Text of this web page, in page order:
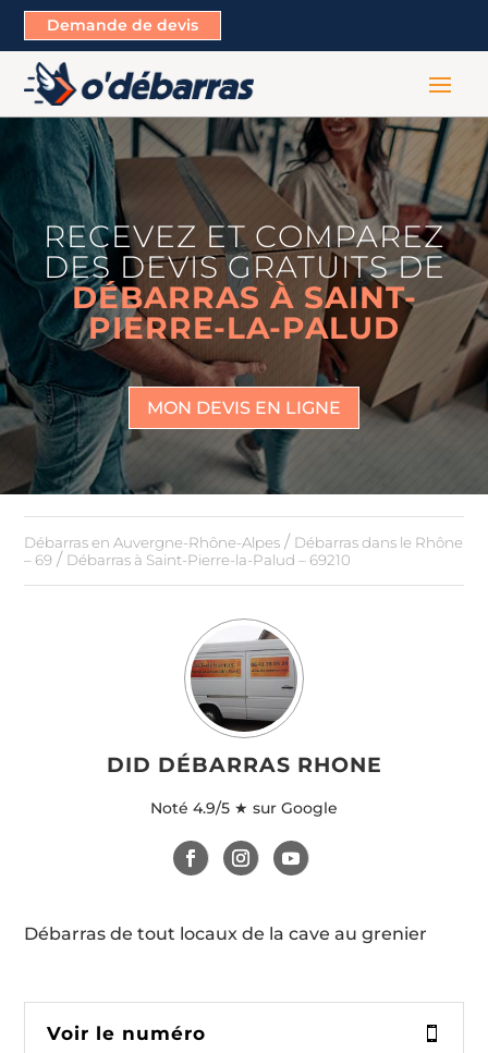
Demande de devis
RECEVEZ ET COMPAREZ
DES DEVIS GRATUITS DE
DÉBARRAS À SAINT-
PIERRE-LA-PALUD
MON DEVIS EN LIGNE
Débarras en Auvergne-Rhône-Alpes / Débarras dans le Rhône
– 69 / Débarras à Saint-Pierre-la-Palud – 69210
DID DÉBARRAS RHONE
Noté 4.9/5 ★ sur Google
Débarras de tout locaux de la cave au grenier
Voir le numéro